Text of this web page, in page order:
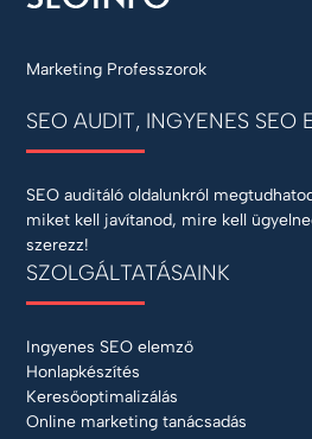
Marketing Professzorok
SEO AUDIT, INGYENES SEO
SEO auditáló oldalunkról
miket kell javítanod, mire kell
szerezz!
SZOLGÁLTATÁSAINK
Ingyenes SEO elemző
Honlapkészítés
Keresőoptimalizálás
Online marketing tanácsadás